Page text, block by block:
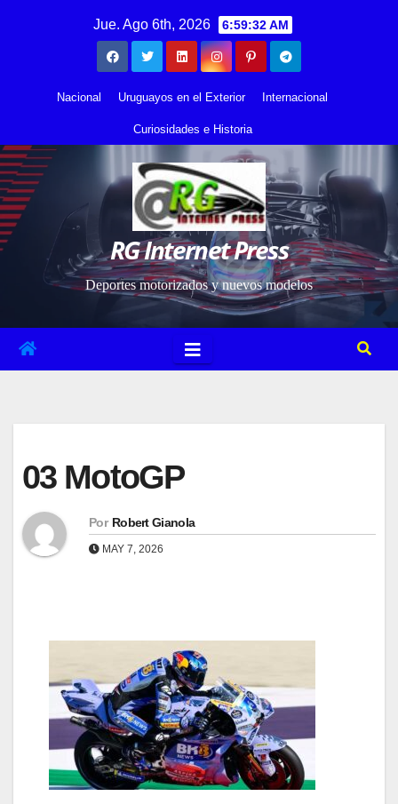
Jue. Ago 6th, 2026 6:59:32 AM
Nacional Uruguayos en el Exterior Internacional
Curiosidades e Historia
RG Internet Press
Deportes motorizados y nuevos modelos
03 MotoGP
Por Robert Gianola
MAY 7, 2026